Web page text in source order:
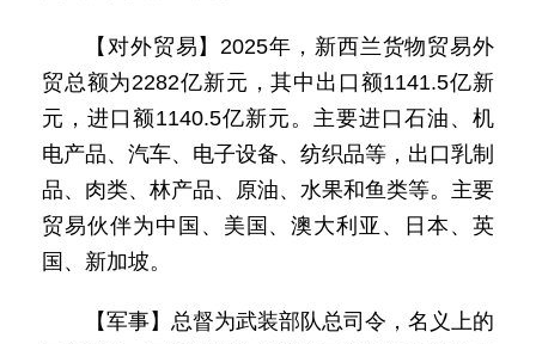
【对外贸易】2025年，新西兰货物贸易外
贸总额为2282亿新元，其中出口额1141.5亿新
元，进口额1140.5亿新元。主要进口石油、机
电产品、汽车、电子设备、纺织品等，出口乳制
品、肉类、林产品、原油、水果和鱼类等。主要
贸易伙伴为中国、美国、澳大利亚、日本、英
国、新加坡。
【军事】总督为武装部队总司令，名义上的